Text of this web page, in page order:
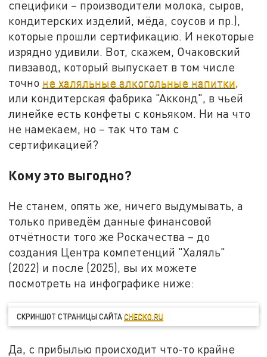
специфики – производители молока, сыров,
кондитерских изделий, мёда, соусов и пр.),
которые прошли сертификацию. И некоторые
изрядно удивили. Вот, скажем, Очаковский
пивзавод, который выпускает в том числе
точно не халяльные алкогольные напитки,
или кондитерская фабрика "Акконд", в чьей
линейке есть конфеты с коньяком. Ни на что
не намекаем, но – так что там с
сертификацией?
Кому это выгодно?
Не станем, опять же, ничего выдумывать, а
только приведём данные финансовой
отчётности того же Роскачества – до
создания Центра компетенций "Халяль"
(2022) и после (2025), вы их можете
посмотреть на инфографике ниже:
СКРИНШОТ СТРАНИЦЫ САЙТАCHECKO.RU
Да, с прибылью происходит что-то крайне